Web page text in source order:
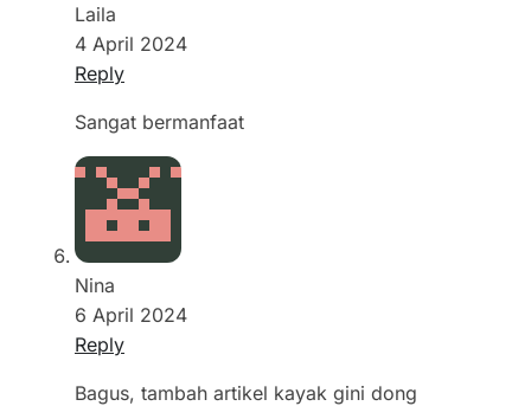
Laila
4 April 2024
Reply
Sangat bermanfaat
Nina
6 April 2024
Reply
Bagus, tambah artikel kayak gini dong